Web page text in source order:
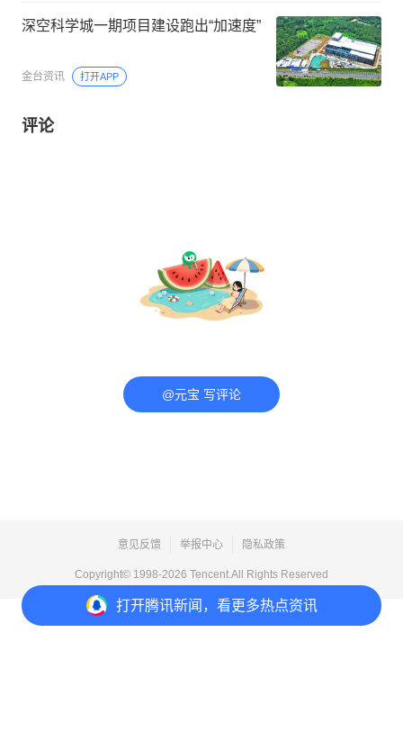
打开腾讯新闻，看更多热点资讯
深空科学城一期项目建设跑出“加速度”
金台资讯 打开APP
评论
@元宝 写评论
意见反馈 举报中心 隐私政策
Copyright© 1998-2026 Tencent.All Rights Reserved